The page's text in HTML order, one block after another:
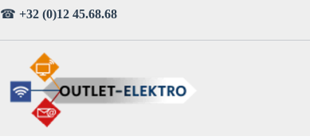
Ga
naar
☎ +32 (0)12 45.68.68